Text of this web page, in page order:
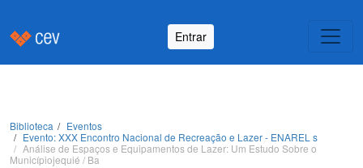
Entrar
Biblioteca
Eventos
Evento: XXX Encontro Nacional de Recreação e Lazer - ENAREL s
Análise de Espaços e Equipamentos de Lazer: Um Estudo Sobre o
Municípiojequié / Ba